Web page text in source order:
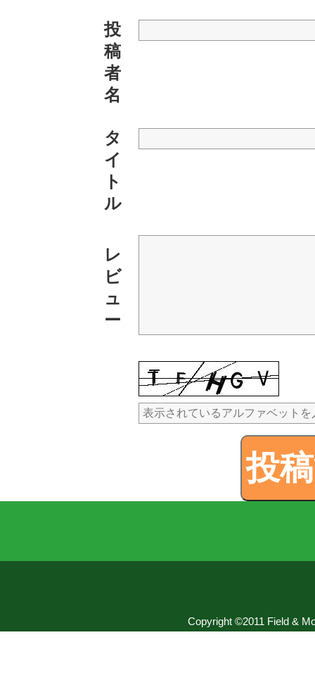
投
稿
者
名
タ
イ
ト
ル
レ
ビ
ュ
ー
Copyright ©2011 Field &